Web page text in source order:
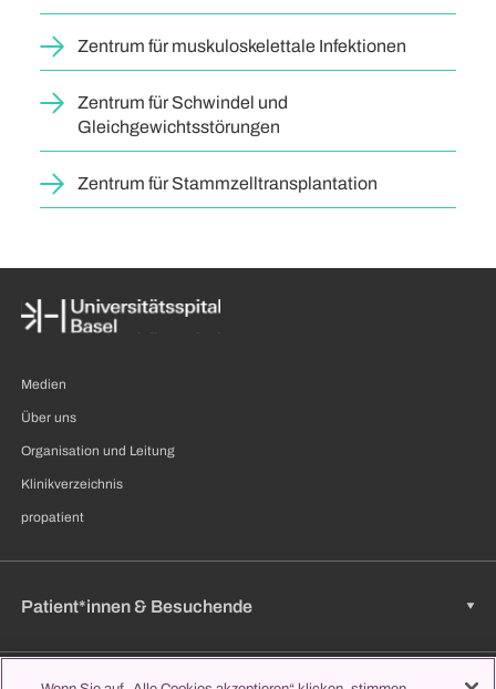
Zentrum für muskuloskelettale Infektionen
Zentrum für Schwindel und
Gleichgewichtsstörungen
Zentrum für Stammzelltransplantation
Medien
Über uns
Organisation und Leitung
Klinikverzeichnis
propatient
Patient*innen & Besuchende